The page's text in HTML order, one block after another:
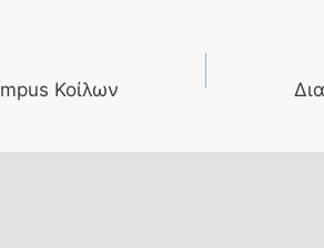
Κοίλων